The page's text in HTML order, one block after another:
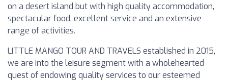
on a desert island but with high quality accommodation,
spectacular food, excellent service and an extensive
range of activities.
LITTLE MANGO TOUR AND TRAVELS established in 2015,
we are into the leisure segment with a wholehearted
quest of endowing quality services to our esteemed